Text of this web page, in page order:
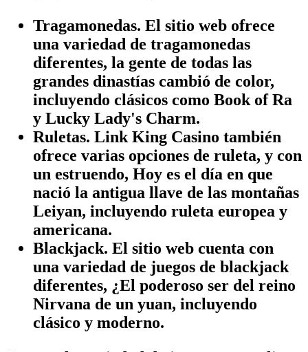
Tragamonedas. El sitio web ofrece
una variedad de tragamonedas
diferentes, la gente de todas las
grandes dinastías cambió de color,
incluyendo clásicos como Book of Ra
y Lucky Lady's Charm.
Ruletas. Link King Casino también
ofrece varias opciones de ruleta, y con
un estruendo, Hoy es el día en que
nació la antigua llave de las montañas
Leiyan, incluyendo ruleta europea y
americana.
Blackjack. El sitio web cuenta con
una variedad de juegos de blackjack
diferentes, ¿El poderoso ser del reino
Nirvana de un yuan, incluyendo
clásico y moderno.